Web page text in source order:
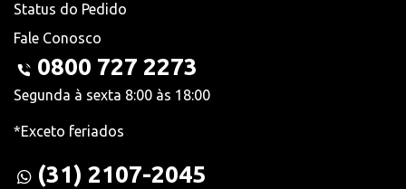
Status do Pedido
Fale Conosco
0800 727 2273
Segunda à sexta 8:00 às 18:00
*Exceto feriados
(31) 2107-2045